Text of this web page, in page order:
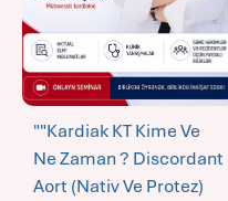
""Kardiak KT Kime Ve
Ne Zaman ? Discordant
Aort (nativ Ve Protez)